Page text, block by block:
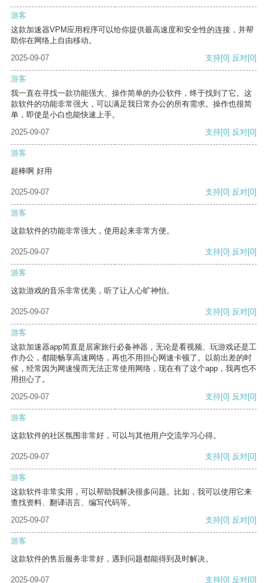
游客
这款加速器VPM应用程序可以给你提供最高速度和安全性的连接，并帮
助你在网络上自由移动。
2025-09-07
支持[0] 反对[0]
游客
我一直在寻找一款功能强大、操作简单的办公软件，终于找到了它。这
款软件的功能非常强大，可以满足我日常办公的所有需求。操作也很简
单，即使是小白也能快速上手。
2025-09-07
支持[0] 反对[0]
游客
超棒啊 好用
2025-09-07 支持[0] 反对[0]
游客
这款软件的功能非常强大，使用起来非常方便。
2025-09-07 支持[0] 反对[0]
游客
这款游戏的音乐非常优美，听了让人心旷神怡。
2025-09-07 支持[0] 反对[0]
游客
这款加速器app简直是居家旅行必备神器，无论是看视频、玩游戏还是工
作办公，都能畅享高速网络，再也不用担心网速卡顿了。以前出差的时
候，经常因为网速慢而无法正常使用网络，现在有了这个app，我再也不
用担心了。
2025-09-07
支持[0] 反对[0]
游客
这款软件的社区氛围非常好，可以与其他用户交流学习心得。
2025-09-07 支持[0] 反对[0]
游客
这款软件非常实用，可以帮助我解决很多问题。比如，我可以使用它来
查找资料、翻译语言、编写代码等。
2025-09-07
支持[0] 反对[0]
游客
这款软件的售后服务非常好，遇到问题都能得到及时解决。
2025-09-07 支持[0] 反对[0]